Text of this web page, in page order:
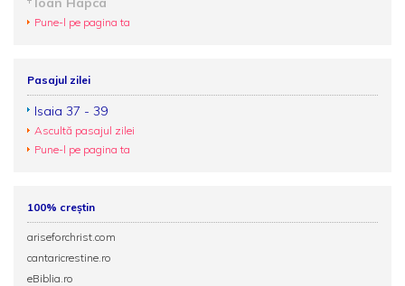
Pune-l pe pagina ta
Pasajul zilei
Isaia 37 - 39
Ascultă pasajul zilei
Pune-l pe pagina ta
100% creștin
ariseforchrist.com
cantaricrestine.ro
eBiblia.ro